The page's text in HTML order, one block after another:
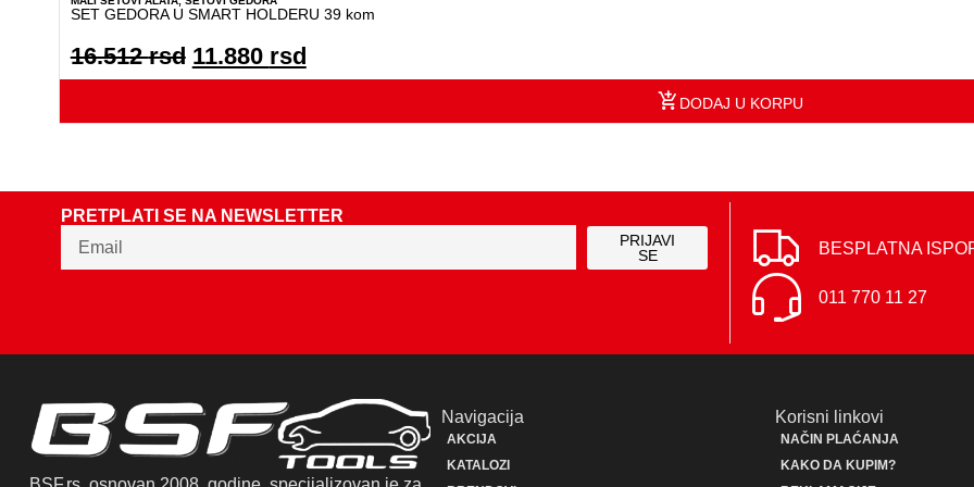
SET GEDORA U SMART HOLDERU 39 kom
16.512rsd 11.880 rsd
DODAJ U KORPU
PRETPLATI SE NA NEWSLETTER
PRIJAVI
SE
BESPLATNA
011 770 11 27
Navigacija
AKCIJA
KATALOZI
Korisni linkovi
NAČIN PLAĆANJA
KAKO DA KUPIM?